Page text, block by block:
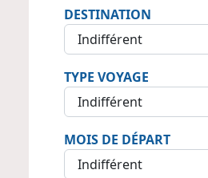
DESTINATION
TYPE VOYAGE
MOIS DE DÉPART